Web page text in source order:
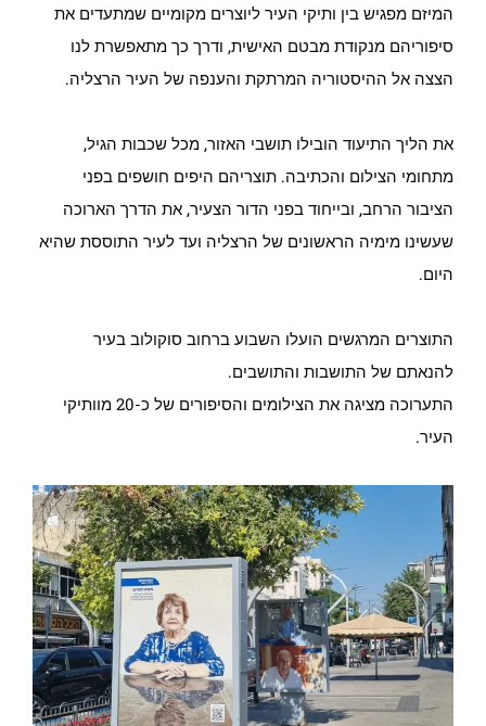
המיזם מפגיש בין ותיקי העיר ליוצרים מקומיים שמתעדים את
סיפוריהם מנקודת מבטם האישית, ודרך כך מתאפשרת לנו
הצצה אל ההיסטוריה המרתקת והענפה של העיר הרצליה.
את הליך התיעוד הובילו תושבי האזור, מכל שכבות הגיל,
מתחומי הצילום והכתיבה. תוצריהם היפים חושפים בפני
הציבור הרחב, ובייחוד בפני הדור הצעיר, את הדרך הארוכה
שעשינו מימיה הראשונים של הרצליה ועד לעיר התוססת שהיא
היום.
התוצרים המרגשים הועלו השבוע ברחוב סוקולוב בעיר
להנאתם של התושבות והתושבים.
התערוכה מציגה את הצילומים והסיפורים של כ-20 מוותיקי
העיר.